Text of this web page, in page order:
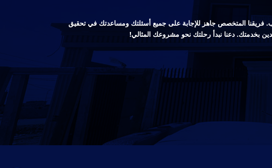
فريقنا المتخصص جاهز للإجابة على جميع أسئلتك ومساعدتك في تحقيق
بخدمتك. دعنا نبدأ رحلتك نحو مشروعك المثالي!